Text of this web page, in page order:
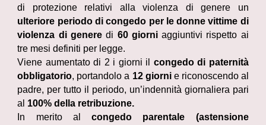
di protezione relativi alla violenza di genere un
ulteriore periodo di congedo per le donne vittime di
violenza di generedi 60 giorniaggiuntivi rispetto ai
tre mesi definiti per legge.
Viene aumentato di 2 i giorni il congedo di paternità
obbligatorio, portandolo a 12 giornie riconoscendo al
padre, per tutto il periodo, un’indennità giornaliera pari
al 100% della retribuzione.
In merito alcongedo parentale (astensione